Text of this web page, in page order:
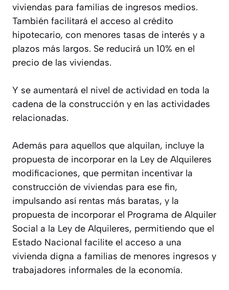
viviendas para familias de ingresos medios.
También facilitará el acceso al crédito
hipotecario, con menores tasas de interés y a
plazos más largos. Se reducirá un 10% en el
precio de las viviendas.
Y se aumentará el nivel de actividad en toda la
cadena de la construcción y en las actividades
relacionadas.
Además para aquellos que alquilan, incluye la
propuesta de incorporar en la Ley de Alquileres
modificaciones, que permitan incentivar la
construcción de viviendas para ese fin,
impulsando así rentas más baratas, y la
propuesta de incorporar el Programa de Alquiler
Social a la Ley de Alquileres, permitiendo que el
Estado Nacional facilite el acceso a una
vivienda digna a familias de menores ingresos y
trabajadores informales de la economía.